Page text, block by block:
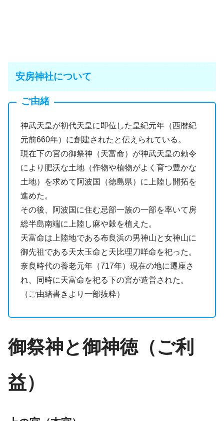
安房神社について
ご由緒
神武天皇が初代天皇に即位した皇紀元年（西暦紀
元前660年）に創建されたと伝えられている。
現在下の宮の御祭神（天富命）が神武天皇の勅令
により肥沃な土地（作物や植物がよく育つ豊かな
土地）を求めて阿波国（徳島県）に上陸し開拓を
進めた。
その後、阿波国に住む忌部一族の一部を率いて房
総半島南端に上陸し麻や穀を植えた。
天富命は上陸地である布良浜の男神山と女神山に
御先祖である天太玉命と天比理刀咩命を祀った。
奈良時代の養老元年（717年）現在の地に遷座さ
れ、同時に天富命を祀る下の宮が造営された。
（ご由緒書きより一部抜粋）
御祭神と御神徳（ご利
益）